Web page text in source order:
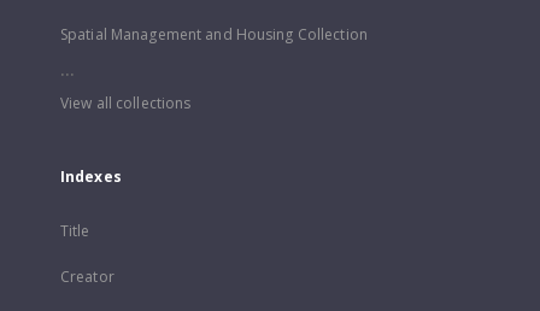
Spatial Management and Housing Collection
...
View all collections
Indexes
Title
Creator